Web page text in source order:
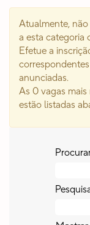
Atualmente,
a esta categoria
Efetue a
anunciadas.
As 0 vagas
estão listadas